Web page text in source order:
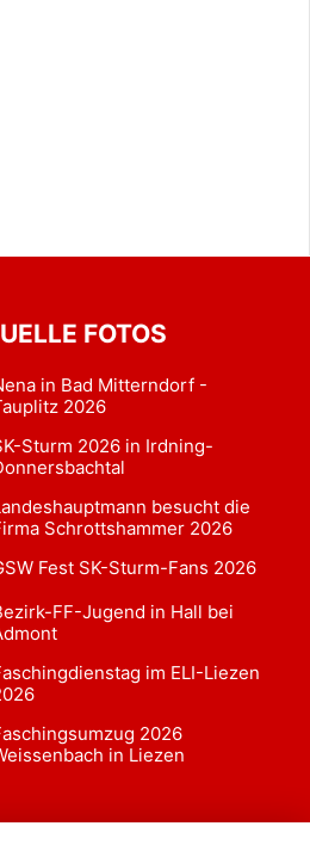
FOTOS
in Bad Mitterndorf -
2026
Sturm 2026 in Irdning-
besucht die
Schrottshammer 2026
Fest SK-Sturm-Fans 2026
FF-Jugend in Hall bei
im ELI-Liezen
2026
in Liezen